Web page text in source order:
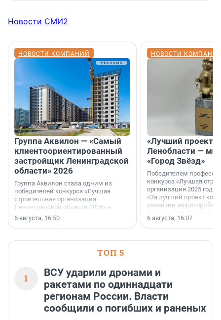
Новости СМИ2
НОВОСТИ КОМПАНИЙ
Группа Аквилон — «Самый
клиентоориентированный
застройщик Ленинградской
области» 2026
Группа Аквилон стала одним из
победителей конкурса «Лучшая
строительная организация
Ленинградской области 2026» в
номинации «Самый
клиентоориентированный
застройщик Ленинградской
6 августа, 16:50
НОВОСТИ
«Лучший проект
Ленобласти —
«Город Звёзд»
Победителем
конкурса «Лучшая
организация 2025
«За лучший проект
развития территорий»
6 августа, 16:07
ТОП 5
1
ВСУ ударили дронами и
ракетами по одиннадцати
регионам России. Власти
сообщили о погибших и раненых